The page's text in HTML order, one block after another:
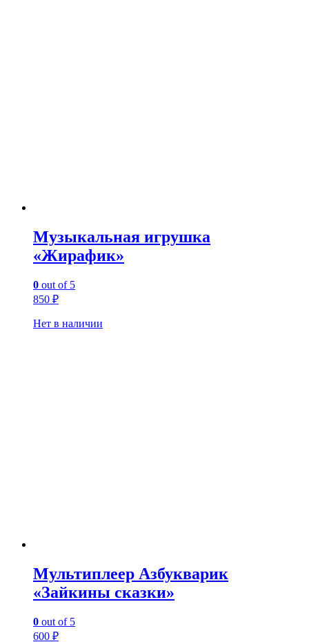
Музыкальная игрушка
«Жирафик»
0 out of 5
850 ₽
Нет в наличии
Мультиплеер Азбукварик
«Зайкины сказки»
0 out of 5
600 ₽